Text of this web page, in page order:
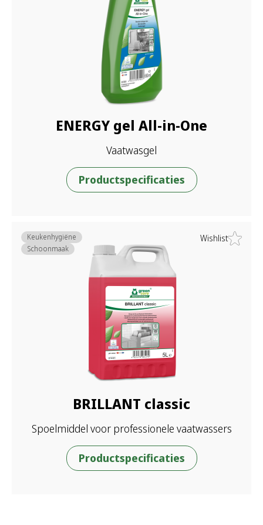
ENERGY gel All-in-One
Vaatwasgel
Productspecificaties
Wishlist
BRILLANT classic
Spoelmiddel voor professionele vaatwassers
Keukenhygiëne
Schoonmaak
Productspecificaties